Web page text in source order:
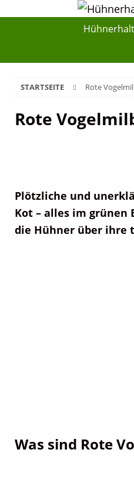
STARTSEITE Rote
Rote
Plötzliche und
Kot – alles im grünen
die Hühner über ihre
Was sind Rote